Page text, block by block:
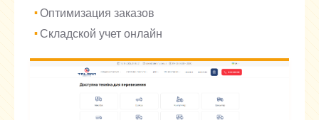
Оптимизация заказов
Складской учет онлайн